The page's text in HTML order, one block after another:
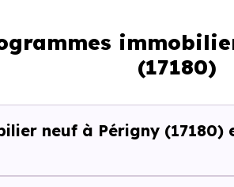
services
(17180)
neuf à Périgny (17180)